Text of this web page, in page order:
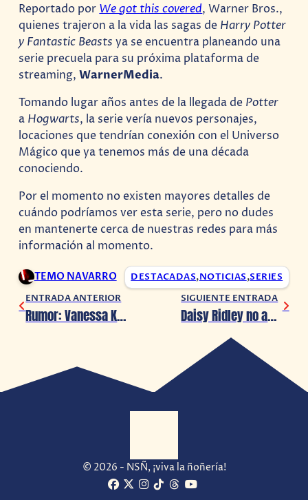
Reportado por We got this covered, Warner Bros.,
quienes trajeron a la vida las sagas de Harry Potter
y Fantastic Beastsya se encuentra planeando una
serie precuela para su próxima plataforma de
streaming,WarnerMedia.
Tomando lugar años antes de la llegada de Potter
a Hogwarts, la serie vería nuevos personajes,
locaciones que tendrían conexión con el Universo
Mágico que ya tenemos más de una década
conociendo.
Por el momento no existen mayores detalles de
cuándo podríamos ver esta serie, pero no dudes
en mantenerte cerca de nuestras redes para más
información al momento.
TEMO NAVARRO DESTACADAS,NOTICIAS,SERIES
ENTRADA ANTERIOR
Rumor: Vanessa Kirby podría ser Catwoman en ‘The Batman’
SIGUIENTE ENTRADA
Daisy Ridley no aparecerá en las próximas películas de Star Wars
© 2026 - NSÑ, ¡viva la ñoñería!